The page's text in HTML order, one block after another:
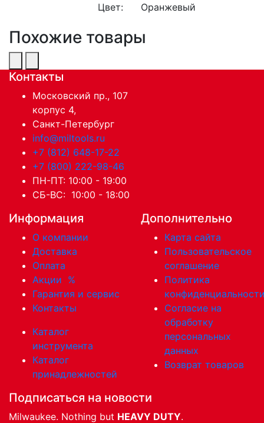
Цвет: Оранжевый
Похожие товары
Контакты
Московский пр., 107
корпус 4,
Санкт-Петербург
info@miltools.ru
+7 (812) 648-17-22
+7 (800) 222-98-46
ПН-ПТ: 10:00 - 19:00
СБ-ВС: 10:00 - 18:00
Информация
О компании
Доставка
Оплата
Акции %
Гарантия и сервис
Контакты
Каталог
инструмента
Каталог
принадлежностей
Дополнительно
Карта сайта
Пользовательское
соглашение
Политика
Согласие на
обработку
персональных
данных
Возврат товаров
Подписаться на новости
Milwaukee. Nothing but HEAVY DUTY.